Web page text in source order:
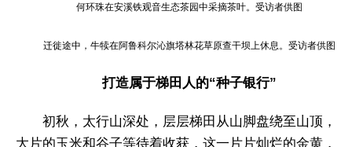
何环珠在安溪铁观音生态茶园中采摘茶叶。受访者供图
迁徙途中，牛犊在阿鲁科尔沁旗塔林花草原查干坝上休息。受访者供图
打造属于梯田人的“种子银行”
初秋，太行山深处，层层梯田从山脚盘绕至山顶，
大片的玉米和谷子等待着收获，这一片片灿烂的金黄，